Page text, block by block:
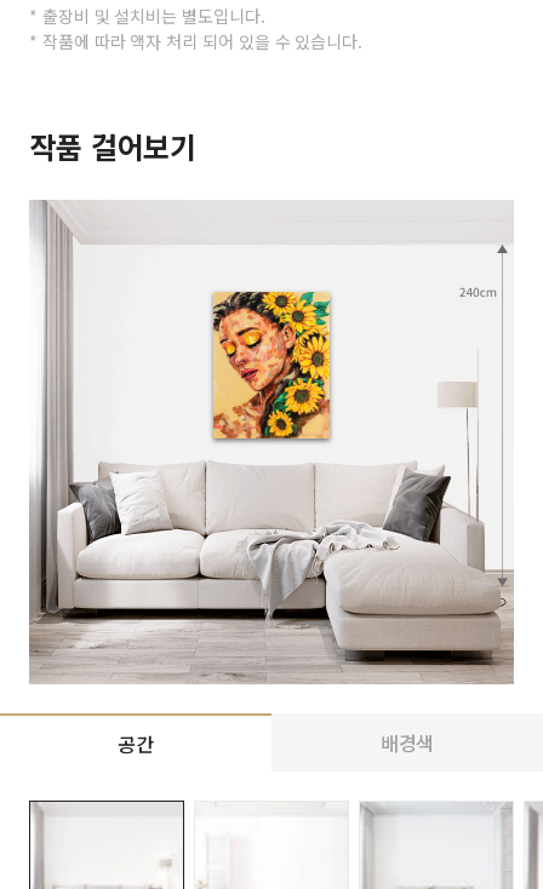
* 출장비 및 설치비는 별도입니다.
* 작품에 따라 액자 처리 되어 있을 수 있습니다.
작품 걸어보기
공간 배경색